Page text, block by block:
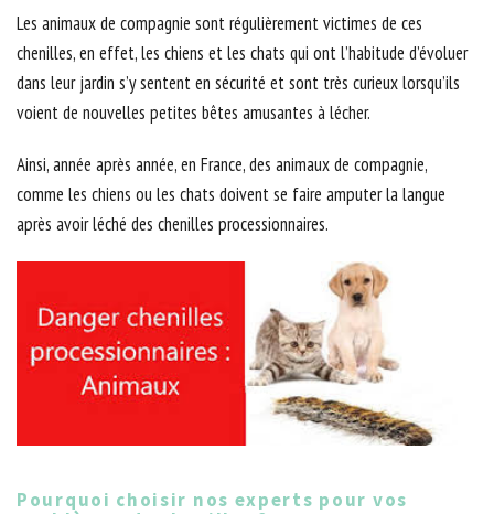
Les animaux de compagnie sont régulièrement victimes de ces
chenilles, en effet, les chiens et les chats qui ont l’habitude d’évoluer
dans leur jardin s’y sentent en sécurité et sont très curieux lorsqu’ils
voient de nouvelles petites bêtes amusantes à lécher.
Ainsi, année après année, en France, des animaux de compagnie,
comme les chiens ou les chats doivent se faire amputer la langue
après avoir léché des chenilles processionnaires.
Pourquoi choisir nos experts pour vos